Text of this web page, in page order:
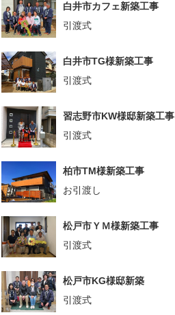
白井市カフェ新築工事
引渡式
白井市TG様新築工事
引渡式
習志野市KW様邸新築工事
引渡式
柏市TM様新築工事
お引渡し
松戸市ＹＭ様新築工事
引渡式
松戸市KG様邸新築
引渡式